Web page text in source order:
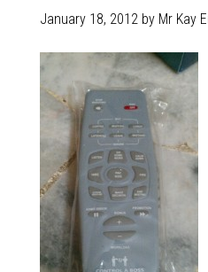
January 18, 2012by Mr Kay